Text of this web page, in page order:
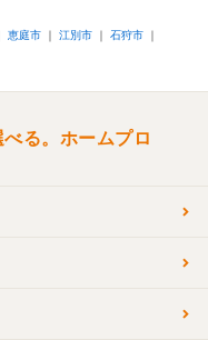
恵庭市 江別市
石狩市
る。ホームプロ